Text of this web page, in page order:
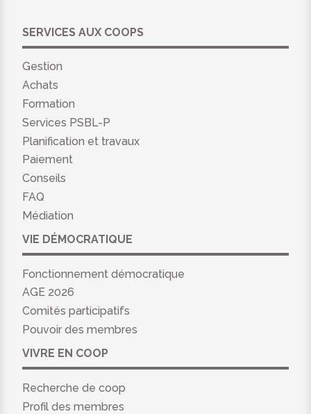
SERVICES AUX COOPS
Gestion
Achats
Formation
Services PSBL-P
Planification et travaux
Paiement
Conseils
FAQ
Médiation
VIE DÉMOCRATIQUE
Fonctionnement démocratique
AGE 2026
Comités participatifs
Pouvoir des membres
VIVRE EN COOP
Recherche de coop
Profil des membres